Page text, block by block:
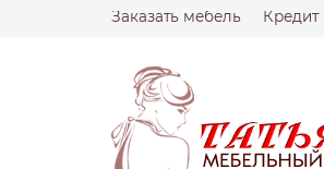
Заказать мебель Кредит